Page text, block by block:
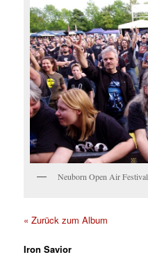
Neuborn Open Air Festival
« Zurück zum Album
Iron Savior